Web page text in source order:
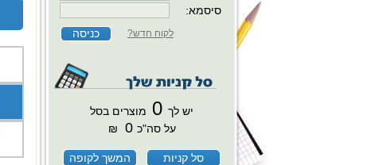
סיסמא:
לקוח חדש?
יש לך
מוצרים בסל
₪
0 על סה"כ
המשך לקופה סל קניות